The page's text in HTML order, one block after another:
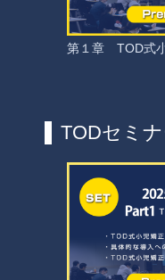
第１章 TOD式小
TODセミ